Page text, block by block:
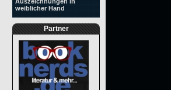
weiblicher Hand
Partner